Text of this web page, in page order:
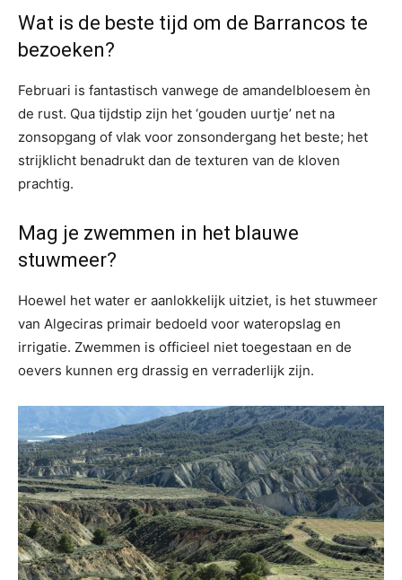
Wat is de beste tijd om de Barrancos te
bezoeken?
Februari is fantastisch vanwege de amandelbloesem èn
de rust. Qua tijdstip zijn het ‘gouden uurtje’ net na
zonsopgang of vlak voor zonsondergang het beste; het
strijklicht benadrukt dan de texturen van de kloven
prachtig.
Mag je zwemmen in het blauwe
stuwmeer?
Hoewel het water er aanlokkelijk uitziet, is het stuwmeer
van Algeciras primair bedoeld voor wateropslag en
irrigatie. Zwemmen is officieel niet toegestaan en de
oevers kunnen erg drassig en verraderlijk zijn.